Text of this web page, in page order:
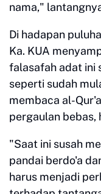
nama,"
Di hadapan
Ka. KUA
falasafah adat ini
seperti sudah
membaca al-
pergaulan bebas,
"Saat ini susah
pandai berdo'a
harus menjadi